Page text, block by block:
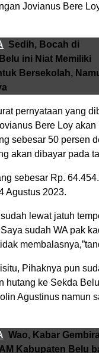
Jovianus Bere
Sedih, Bocah di
ini Niat Memiliki
Bersekolah,
pernyataan yang
Bere Loy akan
sebesar 50 persen
akan dibayar pada
sebesar Rp.
Agustus 2023.
lewat jatuh
sudah WA pak
Pihaknya pun
hutang ke Sekda
Agustinus namun
Wao, Kabar
Kabupaten Belu